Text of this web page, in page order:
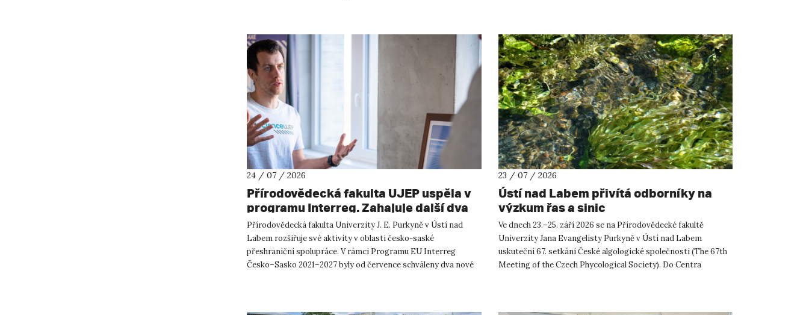
24 / 07 / 2026
Přírodovědecká fakulta UJEP uspěla v
programu Interreg. Zahajuje další dva
přeshraniční projekty se saskými
partnery
Přírodovědecká fakulta Univerzity J. E. Purkyně v Ústí nad
Labem rozšiřuje své aktivity v oblasti česko-saské
přeshraniční spolupráce. V rámci Programu EU Interreg
Česko–Sasko 2021–2027 byly od července schváleny dva nové
23 / 07 / 2026
Ústí nad Labem přivítá odborníky na
výzkum řas a sinic
Ve dnech 23.–25. září 2026 se na Přírodovědecké fakultě
Univerzity Jana Evangelisty Purkyně v Ústí nad Labem
uskuteční 67. setkání České algologické společnosti (The 67th
Meeting of the Czech Phycological Society). Do Centra